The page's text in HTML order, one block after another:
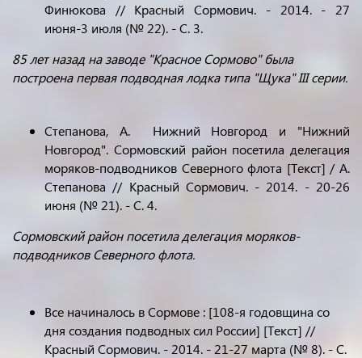
Финюкова // Красный Сормович. - 2014. - 27
июня-3 июля (№ 22). - С. 3.
85 лет назад на заводе "Красное Сормово" была
построена первая подводная лодка типа "Щука" III серии.
Степанова, А. Нижний Новгород и "Нижний
Новгород". Сормовский район посетила делегация
моряков-подводников Северного флота [Текст] / А.
Степанова // Красный Сормович. - 2014. - 20-26
июня (№ 21). - С. 4.
Сормовский район посетила делегация моряков-
подводников Северного флота.
Все начиналось в Сормове : [108-я годовщина со
дня создания подводных сил России] [Текст] //
Красный Сормович. - 2014. - 21-27 марта (№ 8). - С.